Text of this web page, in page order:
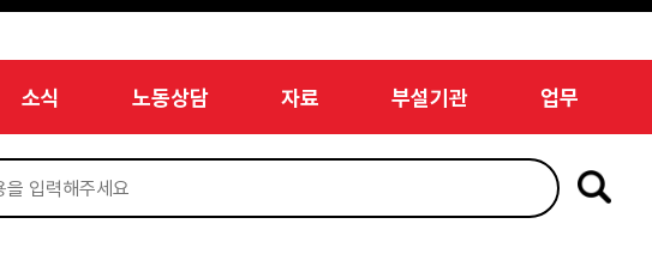
소식 노동상담 자료 부설기관 업무